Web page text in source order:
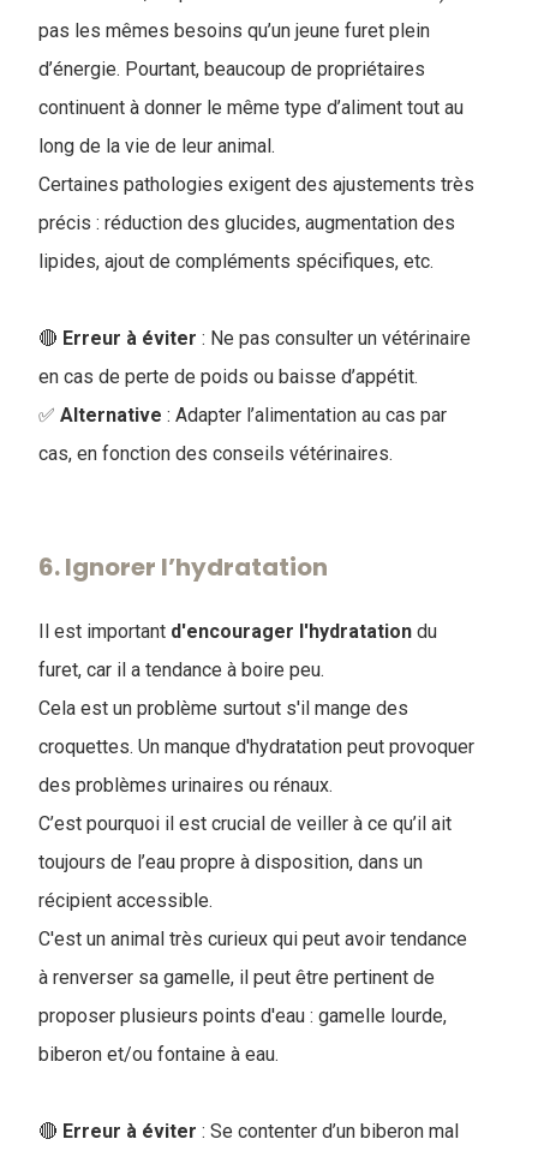
pas les mêmes besoins qu’un jeune furet plein
d’énergie. Pourtant, beaucoup de propriétaires
continuent à donner le même type d’aliment tout au
long de la vie de leur animal.
Certaines pathologies exigent des ajustements très
précis : réduction des glucides, augmentation des
lipides, ajout de compléments spécifiques, etc.
🔴 Erreur à éviter : Ne pas consulter un vétérinaire
en cas de perte de poids ou baisse d’appétit.
✅ Alternative : Adapter l’alimentation au cas par
cas, en fonction des conseils vétérinaires.
6. Ignorer l’hydratation
Il est important d'encourager l'hydratation du
furet, car il a tendance à boire peu.
Cela est un problème surtout s'il mange des
croquettes. Un manque d'hydratation peut provoquer
des problèmes urinaires ou rénaux.
C’est pourquoi il est crucial de veiller à ce qu’il ait
toujours de l’eau propre à disposition, dans un
récipient accessible.
C'est un animal très curieux qui peut avoir tendance
à renverser sa gamelle, il peut être pertinent de
proposer plusieurs points d'eau : gamelle lourde,
biberon et/ou fontaine à eau.
🔴 Erreur à éviter : Se contenter d’un biberon mal